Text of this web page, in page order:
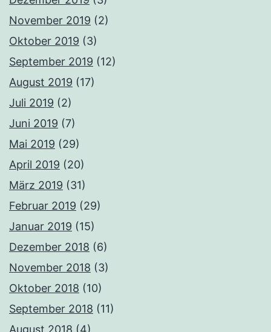
November 2019 (2)
Oktober 2019 (3)
September 2019 (12)
August 2019 (17)
Juli 2019 (2)
Juni 2019 (7)
Mai 2019 (29)
April 2019 (20)
März 2019 (31)
Februar 2019 (29)
Januar 2019 (15)
Dezember 2018 (6)
November 2018 (3)
Oktober 2018 (10)
September 2018 (11)